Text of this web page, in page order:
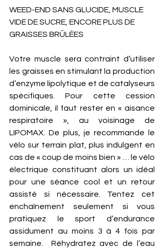
WEED-END SANS GLUCIDE, MUSCLE
VIDE DE SUCRE, ENCORE PLUS DE
GRAISSES BRÛLÉES
Votre muscle sera contraint d’utiliser
les graisses en stimulant la production
d’enzyme lipolytique et de catalyseurs
spécifiques. Pour cette cession
dominicale, il faut rester en « aisance
respiratoire », au voisinage de
LIPOMAX. De plus, je recommande le
vélo sur terrain plat, plus indulgent en
cas de « coup de moins bien » … le vélo
électrique constituant alors un idéal
pour une séance cool et un retour
assisté si nécessaire. Tentez cet
enchaînement seulement si vous
pratiquez le sport d’endurance
assidument au moins 3 à 4 fois par
semaine.  Réhydratez avec de l’eau